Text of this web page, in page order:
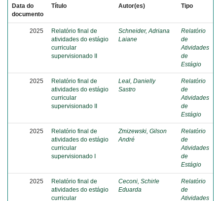
Data do
documento
Título Autor(es) Tipo
2025
Relatório final de
atividades do estágio
curricular
supervisionado II
Schneider, Adriana
Laiane
Relatório
de
Atividades
de
Estágio
2025
Relatório final de
atividades do estágio
curricular
supervisionado II
Leal, Danielly
Sastro
Relatório
de
Atividades
de
Estágio
2025
Relatório final de
atividades do estágio
curricular
supervisionado I
Zmizewski, Gilson
André
Relatório
de
Atividades
de
Estágio
2025
Relatório final de
atividades do estágio
curricular
Ceconi, Schirle
Eduarda
Relatório
de
Atividades